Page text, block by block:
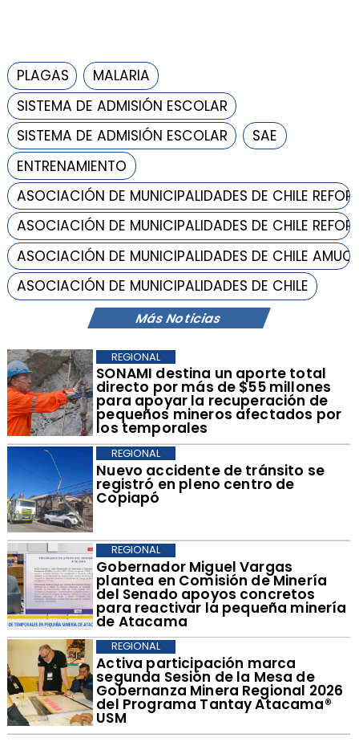
Más Noticias
​SONAMI destina un aporte total
directo por más de $55 millones
para apoyar la recuperación de
pequeños mineros afectados por
los temporales
REGIONAL
​Nuevo accidente de tránsito se
registró en pleno centro de
Copiapó
REGIONAL
​Gobernador Miguel Vargas
plantea en Comisión de Minería
del Senado apoyos concretos
para reactivar la pequeña minería
de Atacama
REGIONAL
​Activa participación marca
segunda Sesión de la Mesa de
Gobernanza Minera Regional 2026
del Programa Tantay Atacama®
USM
REGIONAL
PLAGAS
MALARIA
SISTEMA DE ADMISIÓN ESCOLAR
SISTEMA DE ADMISIÓN ESCOLAR
SAE
ENTRENAMIENTO
ASOCIACIÓN DE MUNICIPALIDADES DE CHILE
ASOCIACIÓN DE MUNICIPALIDADES DE CHILE
ASOCIACIÓN DE MUNICIPALIDADES DE CHILE
ASOCIACIÓN DE MUNICIPALIDADES DE CHILE